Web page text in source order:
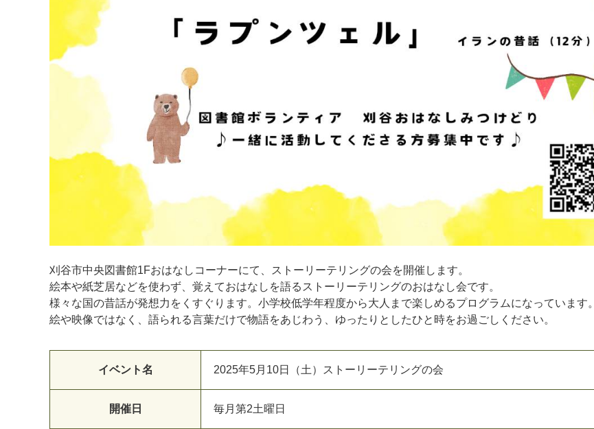
刈谷市中央図書館1Fおはなしコーナーにて、ストーリーテリングの会を開催します。
絵本や紙芝居などを使わず、覚えておはなしを語るストーリーテリングのおはなし会です。
様々な国の昔話が発想力をくすぐります。小学校低学年程度から大人まで楽しめるプログラムになっています。
絵や映像ではなく、語られる言葉だけで物語をあじわう、ゆったりとしたひと時をお過ごしください。
イベント名 2025年5月10日（土）ストーリーテリングの会
開催日 毎月第2土曜日